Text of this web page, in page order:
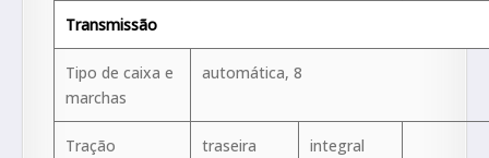
Transmissão
Tipo de caixa e
marchas
automática, 8
Tração traseira integral